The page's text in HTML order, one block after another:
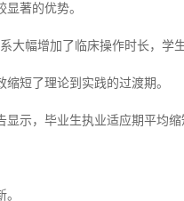
显著的优势。
大幅增加了临床操作时长，学
短了理论到实践的过渡期。
示，毕业生执业适应期平均缩